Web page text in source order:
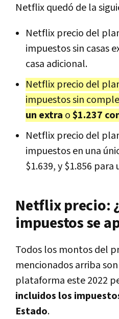
Netflix quedó de la
Netflix precio del
impuestos sin casas
casa adicional.
Netflix precio del
impuestos sin
un extra o$1.237
Netflix precio del
impuestos en una
$1.639, y $1.856
Netflix precio:
impuestos se
Todos los montos del
mencionados arriba
plataforma este 2022
incluidos los
Estado.